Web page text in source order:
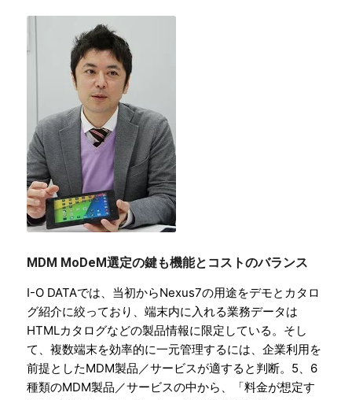
MDM MoDeM選定の鍵も機能とコストのバランス
I-O DATAでは、当初からNexus7の用途をデモとカタロ
グ紹介に絞っており、端末内に入れる業務データは
HTMLカタログなどの製品情報に限定している。そし
て、複数端末を効率的に一元管理するには、企業利用を
前提としたMDM製品／サービスが適すると判断。5、6
種類のMDM製品／サービスの中から、「料金が想定す